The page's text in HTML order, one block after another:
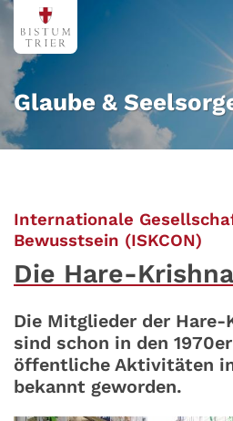
Zum Inhalt springen
Glaube &
Internationale
Bewusstsein (ISKCON)
Die Hare-
Die Mitglieder der Hare-
sind schon in den
öffentliche Aktivitäten
bekannt geworden.